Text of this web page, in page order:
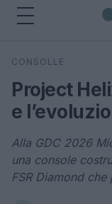
Cerca
CONSOLLE
Project
e
Alla GDC 2026
una console
FSR Diamond